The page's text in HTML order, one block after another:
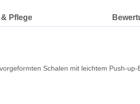
& Pflege
Schalen mit leichtem Push-